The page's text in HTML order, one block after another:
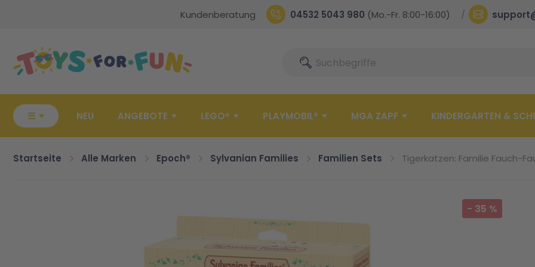
Kundenberatung 04532 5043 980 (Mo.-Fr. 8:00-16:00)
SucheSuche
☰ NEU ANGEBOTE LEGO® PLAYMOBIL® MGA ZAPF KINDERGARTEN &
Startseite Alle Marken Epoch® Sylvanian Families Familien Sets Tigerkatzen: Familie Fauch-
- 35 %